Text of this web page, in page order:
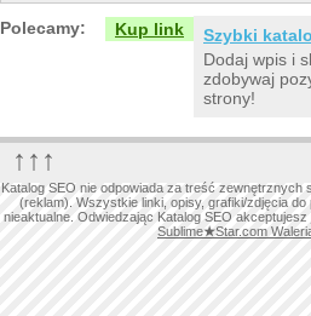
Polecamy: Kup link
Szybki
Dodaj wpis i
zdobywaj
strony!
↑↑↑
Katalog SEO nie odpowiada za treść zewnętrznych
(reklam). Wszystkie linki, opisy, grafiki/zdjęcia
nieaktualne. Odwiedzając Katalog SEO
Sublime★Star.com